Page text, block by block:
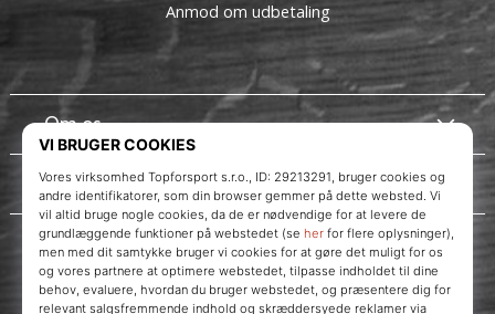
Om os
Kundeservice
Anmod om udbetaling